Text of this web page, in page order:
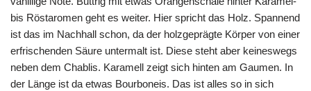
bis Röstaromen geht es weiter. Hier spricht das Holz. Spannend
ist das im Nachhall schon, da der holzgeprägte Körper von einer
erfrischenden Säure untermalt ist. Diese steht aber keineswegs
neben dem Chablis. Karamell zeigt sich hinten am Gaumen. In
der Länge ist da etwas Bourboneis. Das ist alles so in sich